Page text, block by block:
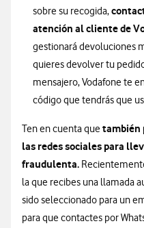
sobre su recogida,
atención al cliente de
gestionará devoluciones
quieres devolver tu
mensajero, Vodafone te
código que tendrás que
Ten en cuenta quetambién
las redes sociales para
fraudulenta.
la que recibes una llamada
sido seleccionado para un
para que contactes por